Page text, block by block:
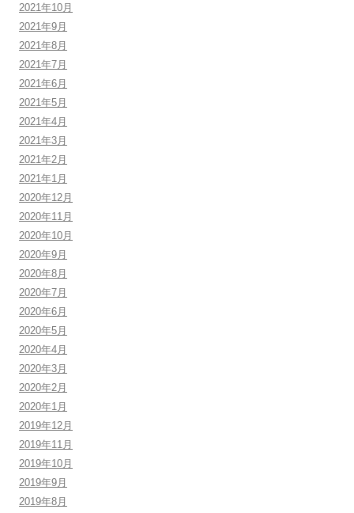
2021年10月
2021年9月
2021年8月
2021年7月
2021年6月
2021年5月
2021年4月
2021年3月
2021年2月
2021年1月
2020年12月
2020年11月
2020年10月
2020年9月
2020年8月
2020年7月
2020年6月
2020年5月
2020年4月
2020年3月
2020年2月
2020年1月
2019年12月
2019年11月
2019年10月
2019年9月
2019年8月